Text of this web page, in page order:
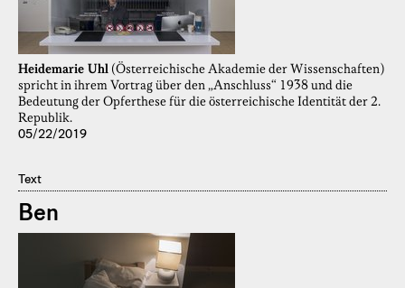
Heidemarie Uhl (Österreichische Akademie der Wissenschaften)
spricht in ihrem Vortrag über den „Anschluss“ 1938 und die
Bedeutung der Opferthese für die österreichische Identität der 2.
Republik.
05/22/2019
Text
Ben